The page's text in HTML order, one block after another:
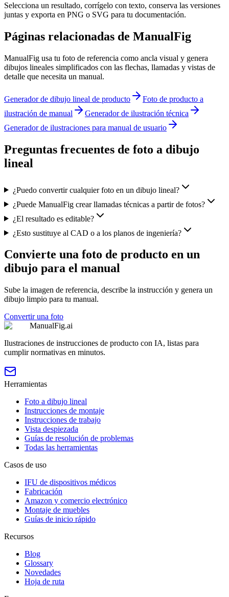
Selecciona un resultado, corrígelo con texto, conserva las versiones
juntas y exporta en PNG o SVG para tu documentación.
Páginas relacionadas de ManualFig
ManualFig usa tu foto de referencia como ancla visual y genera
dibujos lineales simplificados con las flechas, llamadas y vistas de
detalle que necesita un manual.
Generador de dibujo lineal de producto
Foto de producto a
ilustración de manual
Generador de ilustración técnica
Generador de ilustraciones para manual de usuario
Preguntas frecuentes de foto a dibujo
lineal
¿Puedo convertir cualquier foto en un dibujo lineal?
¿Puede ManualFig crear llamadas técnicas a partir de fotos?
¿El resultado es editable?
¿Esto sustituye al CAD o a los planos de ingeniería?
Convierte una foto de producto en un
dibujo para el manual
Sube la imagen de referencia, describe la instrucción y genera un
dibujo limpio para tu manual.
Convertir una foto
ManualFig.ai
Ilustraciones de instrucciones de producto con IA, listas para
cumplir normativas en minutos.
Herramientas
Foto a dibujo lineal
Instrucciones de montaje
Instrucciones de trabajo
Vista despiezada
Guías de resolución de problemas
Todas las herramientas
Casos de uso
IFU de dispositivos médicos
Fabricación
Amazon y comercio electrónico
Montaje de muebles
Guías de inicio rápido
Recursos
Blog
Glossary
Novedades
Hoja de ruta